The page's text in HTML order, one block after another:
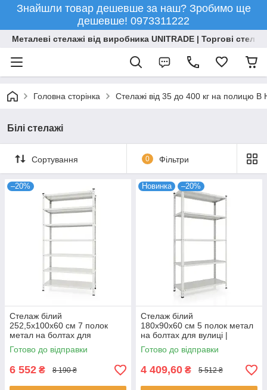
Знайшли товар дешевше за наш? Зробимо ще
дешевше! 0973311222
Металеві стелажі від виробника UNITRADE | Торгові
Головна сторінка Стелажі від 35 до 400 кг на полицю
Білі стелажі
Сортування 0 Фільтри
–20%
Стелаж білий
252,5х100х60 см 7 полок
метал на болтах для
магазину | Стелаж для
підвалу
Готово до відправки
6 552 ₴ 8 190 ₴
Новинка –20%
Стелаж білий
180х90х60 см 5 полок метал
на болтах для вулиці |
Стелаж для виробництва
Готово до відправки
4 409,60 ₴ 5 512 ₴